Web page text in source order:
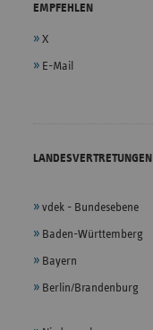
EMPFEHLEN
X
E-Mail
LANDESVERTRETUNGEN
vdek - Bundesebene
Baden-Württemberg
Bayern
Berlin/Brandenburg